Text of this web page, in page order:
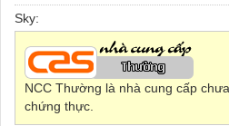
Sky:
NCC Thường là nhà cung cấp
chứng thực.